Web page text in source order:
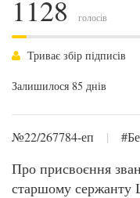
1128 голосів
Триває збір підписів
Залишилося 85 днів
№22/267784-еп |
Про присвоєння
старшому сержанту